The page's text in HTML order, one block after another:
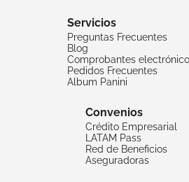
Servicios
Preguntas Frecuentes
Blog
Comprobantes
Pedidos Frecuentes
Album Panini
Convenios
Crédito Empresarial
LATAM Pass
Red de Beneficios
Aseguradoras